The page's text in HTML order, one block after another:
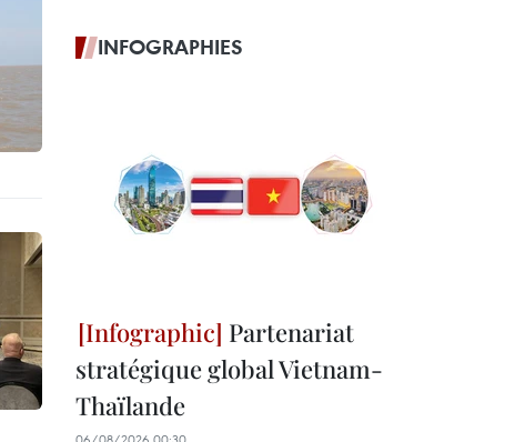
INFOGRAPHIES
Partenariat
stratégique global Vietnam-
Thaïlande